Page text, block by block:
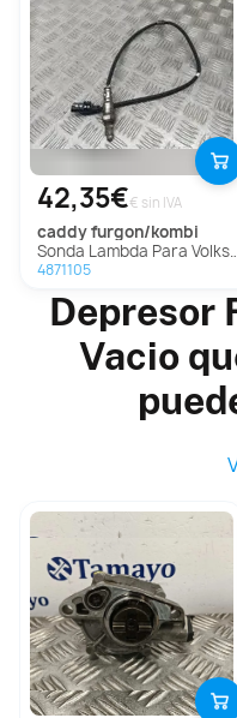
42,35€€ sin IVA
caddy furgon/kombi
Sonda Lambda Para Volkswagen Caddy Furgón/Kombi
4871105
Depresor
Vacio